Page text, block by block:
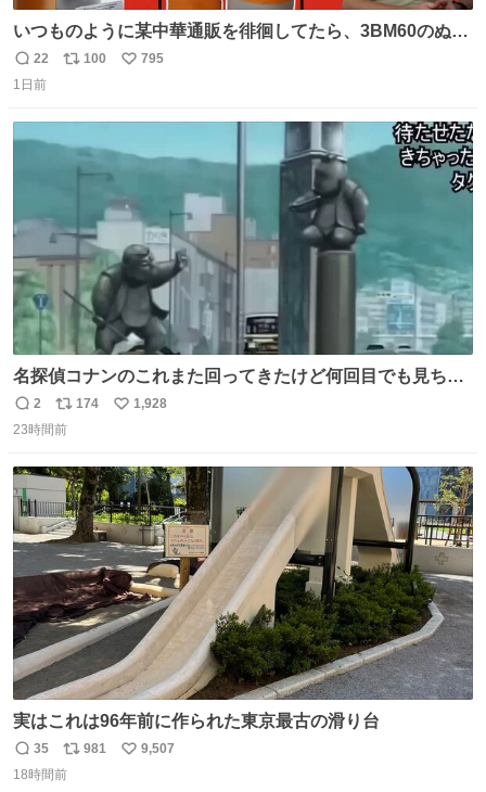
いつものように某中華通販を徘徊してたら、3BM60のぬい
ぐるみを発見してしまった…。
返
信
22
リ
100
い
795
1日前
名探偵コナンのこれまた回ってきたけど何回目でも見ちゃ
う魔力あるのよな
返
信
2
リ
ポ
ト
数
174
い
数
1,928
23時間前
実はこれは96年前に作られた東京最古の滑り台
返
信
35
リ
ポ
981
い
9,507
18時間前